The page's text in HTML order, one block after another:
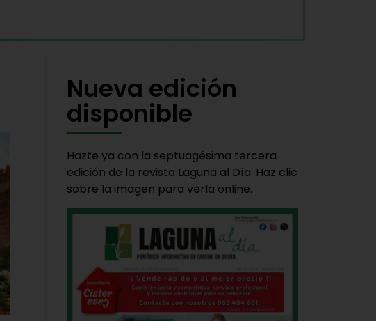
Nueva edición
disponible
Hazte ya con la septuagésima tercera
edición de la revista Laguna al Día. Haz clic
sobre la imagen para verla online.